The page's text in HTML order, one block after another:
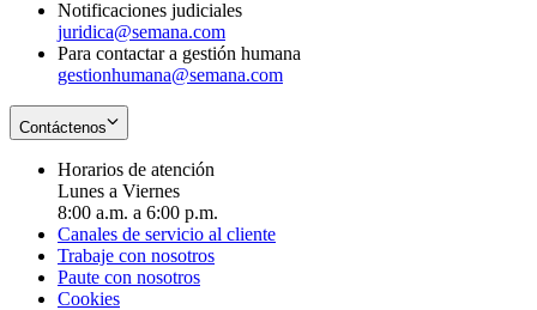
Notificaciones judiciales
juridica@semana.com
Para contactar a gestión humana
gestionhumana@semana.com
Contáctenos
Horarios de atención
Lunes a Viernes
8:00 a.m. a 6:00 p.m.
Canales de servicio al cliente
Trabaje con nosotros
Paute con nosotros
Cookies